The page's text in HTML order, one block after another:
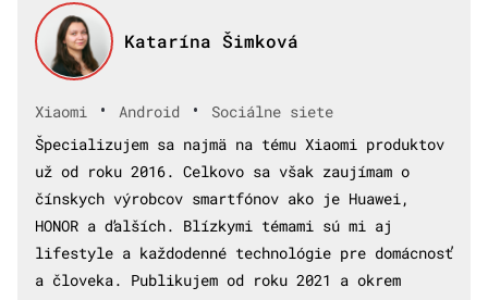
Katarína Šimková
Xiaomi • Android •
Sociálne siete
Špecializujem sa najmä na tému Xiaomi produktov
už od roku 2016. Celkovo sa však zaujímam o
čínskych výrobcov smartfónov ako je Huawei,
HONOR a ďalších. Blízkymi témami sú mi aj
lifestyle a každodenné technológie pre domácnosť
a človeka. Publikujem od roku 2021 a okrem